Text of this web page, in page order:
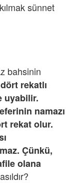
sünnet
bahsinin
rekatlı
uyabilir.
namazı
rekat olur.
Çünkü,
olana